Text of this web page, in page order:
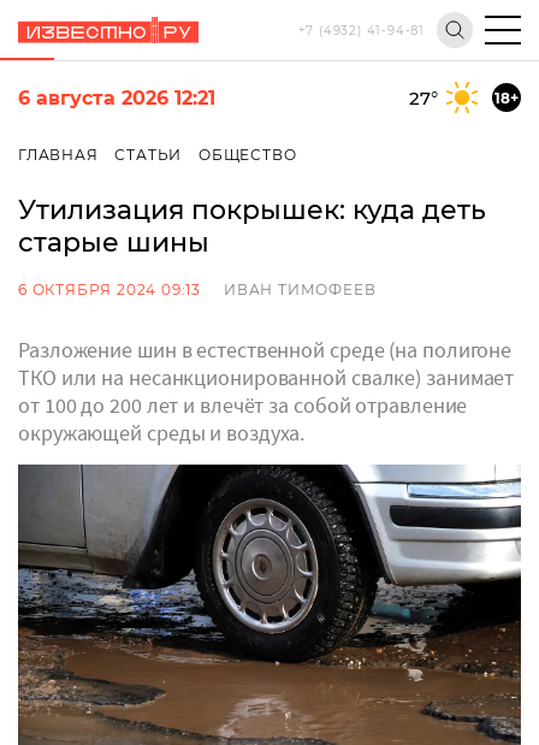
+7 (4932) 41-94-81
6 августа 2026 12:21 27° 18+
ГЛАВНАЯ СТАТЬИ ОБЩЕСТВО
Утилизация покрышек: куда деть
старые шины
6 ОКТЯБРЯ 2024 09:13 ИВАН ТИМОФЕЕВ
Разложение шин в естественной среде (на полигоне
ТКО или на несанкционированной свалке) занимает
от 100 до 200 лет и влечёт за собой отравление
окружающей среды и воздуха.